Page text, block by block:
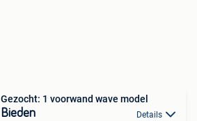
Gezocht: 1 voorwand wave model
Bieden Details